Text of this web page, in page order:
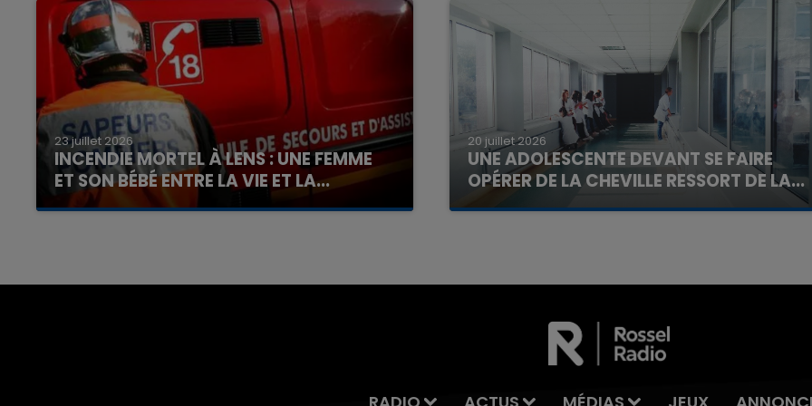
23 juillet 2026
INCENDIE MORTEL À LENS : UNE FEMME
ET SON BÉBÉ ENTRE LA VIE ET LA...
Un homme s'est immolé par le feu après avoir
20 juillet 2026
UNE ADOLESCENTE DEVANT SE FAIRE
OPÉRER DE LA CHEVILLE RESSORT DE LA...
La famille a porté plainte contre la clinique qui a